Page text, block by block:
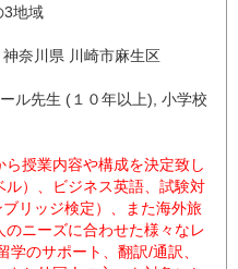
3地域
奈川県 川崎市麻生区
ル先生 (１０年以上), 小学校
授業内容や構成を決定致し
ル）、ビジネス英語、試験対
リッジ検定）、また海外旅
ニーズに合わせた様々なレ
学のサポート、翻訳/通訳、